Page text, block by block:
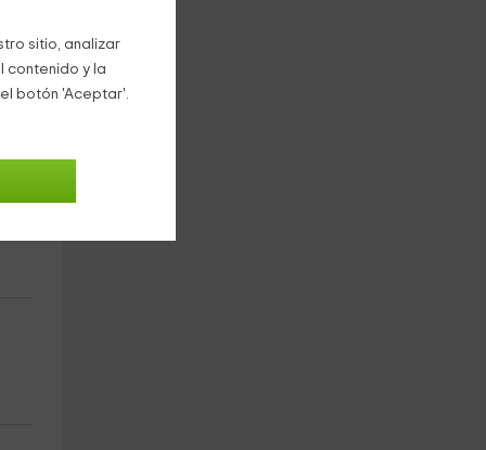
sitio, analizar
contenido y la
botón 'Aceptar'.